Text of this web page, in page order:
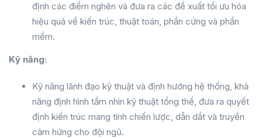
định các điểm nghẽn và đưa ra các đề xuất tối ưu hóa
hiệu quả về kiến trúc, thuật toán, phần cứng và phần
mềm.
Kỹ năng:
Kỹ năng lãnh đạo kỹ thuật và định hướng hệ thống, khả
năng định hình tầm nhìn kỹ thuật tổng thể, đưa ra quyết
định kiến trúc mang tính chiến lược, dẫn dắt và truyền
cảm hứng cho đội ngũ.